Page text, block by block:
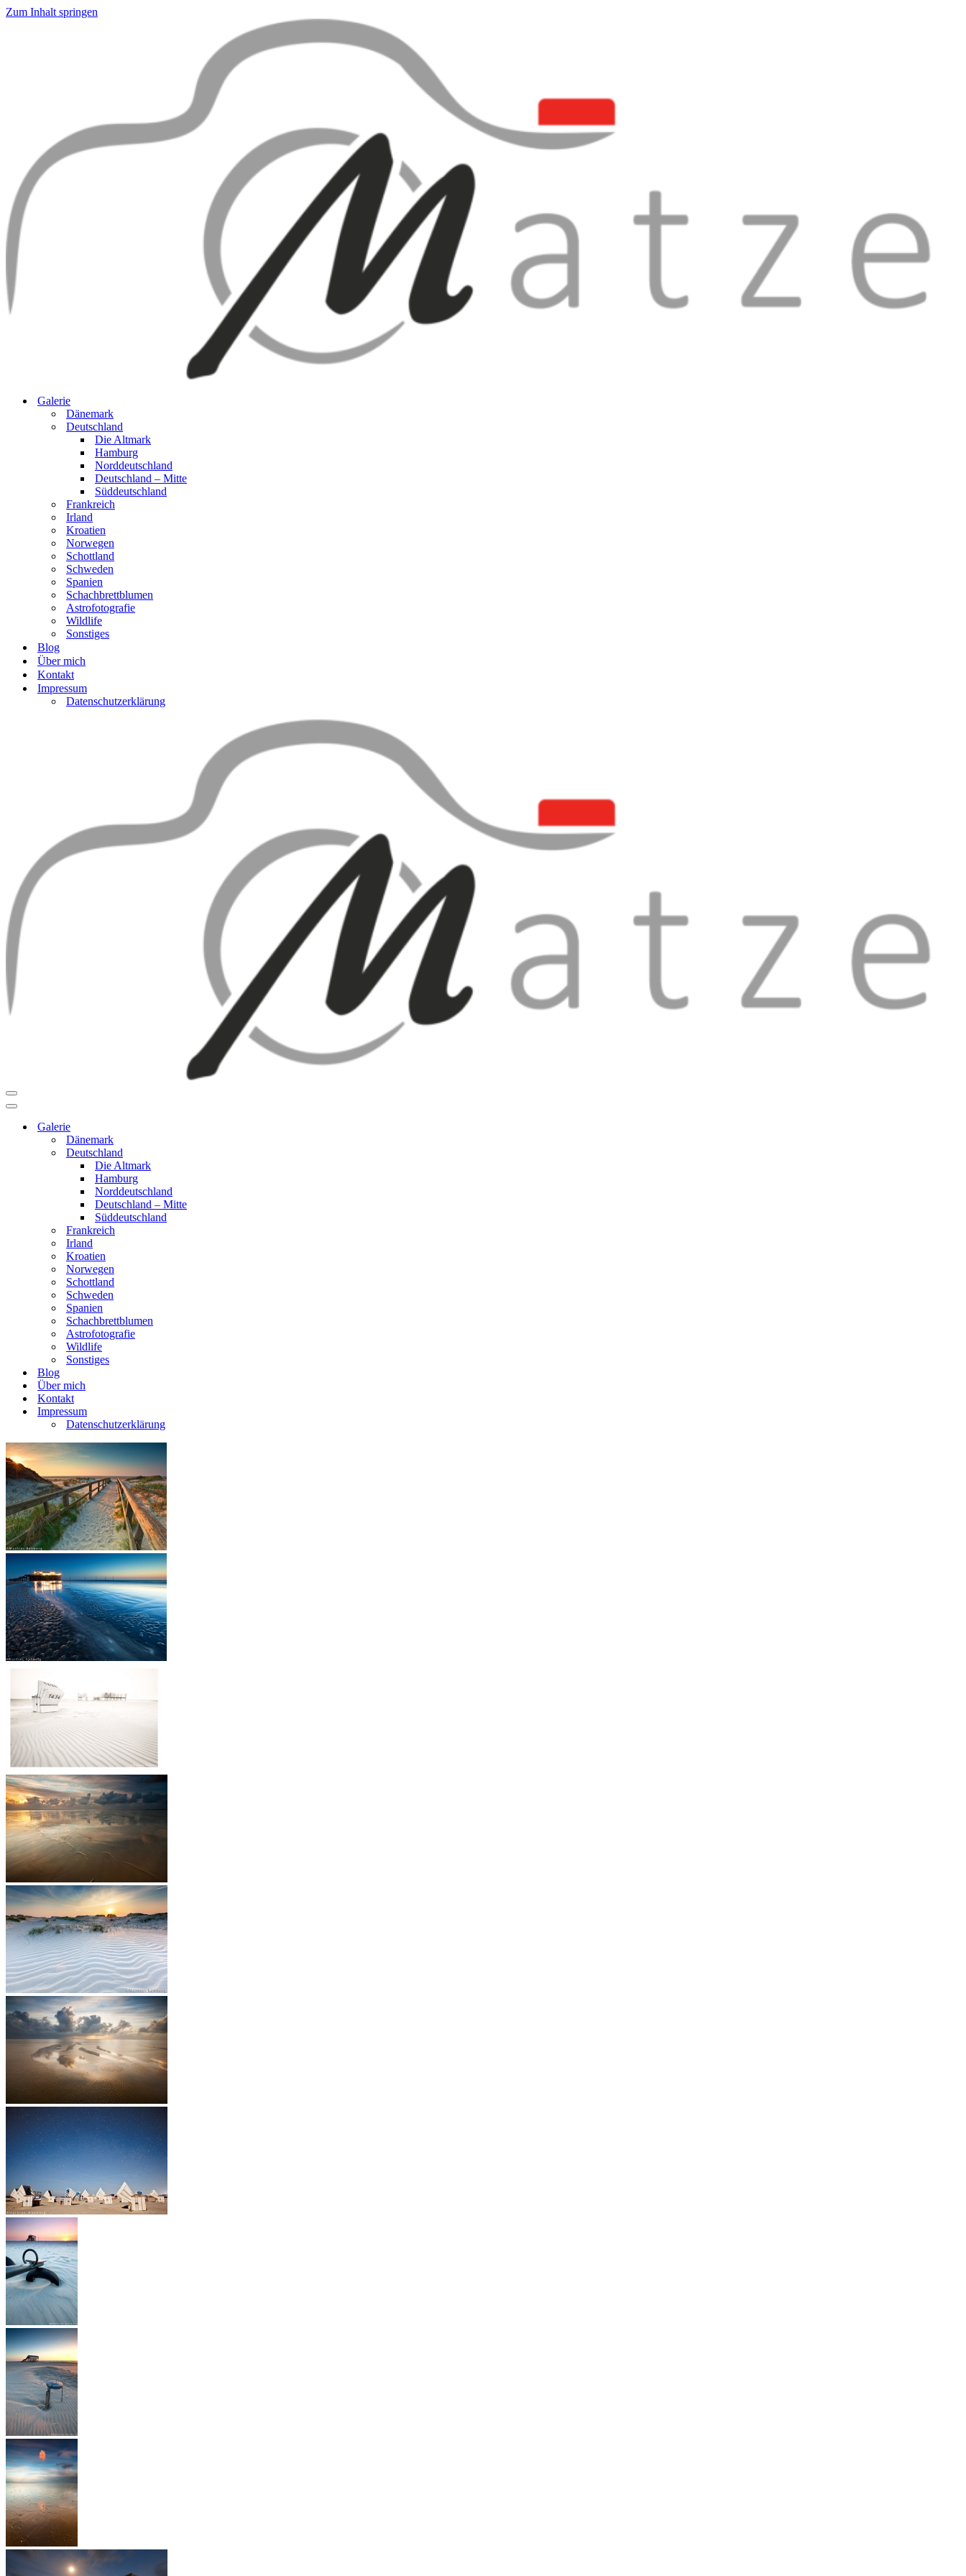
Zum Inhalt springen
Galerie
Dänemark
Deutschland
Die Altmark
Hamburg
Norddeutschland
Deutschland – Mitte
Süddeutschland
Frankreich
Irland
Kroatien
Norwegen
Schottland
Schweden
Spanien
Schachbrettblumen
Astrofotografie
Wildlife
Sonstiges
Blog
Über mich
Kontakt
Impressum
Datenschutzerklärung
Navigationsmenü
Navigationsmenü
Galerie
Dänemark
Deutschland
Die Altmark
Hamburg
Norddeutschland
Deutschland – Mitte
Süddeutschland
Frankreich
Irland
Kroatien
Norwegen
Schottland
Schweden
Spanien
Schachbrettblumen
Astrofotografie
Wildlife
Sonstiges
Blog
Über mich
Kontakt
Impressum
Datenschutzerklärung